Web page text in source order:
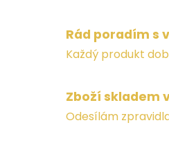
Rád poradím s
Každý produkt
Zboží skladem
Odesílám